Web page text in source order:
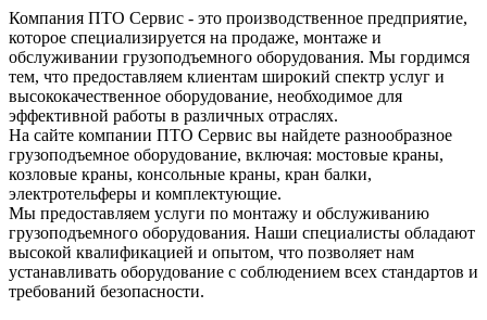
Компания ПТО Сервис - это производственное предприятие,
которое специализируется на продаже, монтаже и
обслуживании грузоподъемного оборудования. Мы гордимся
тем, что предоставляем клиентам широкий спектр услуг и
высококачественное оборудование, необходимое для
эффективной работы в различных отраслях.
На сайте компании ПТО Сервис вы найдете разнообразное
грузоподъемное оборудование, включая: мостовые краны,
козловые краны, консольные краны, кран балки,
электротельферы и комплектующие.
Мы предоставляем услуги по монтажу и обслуживанию
грузоподъемного оборудования. Наши специалисты обладают
высокой квалификацией и опытом, что позволяет нам
устанавливать оборудование с соблюдением всех стандартов и
требований безопасности.